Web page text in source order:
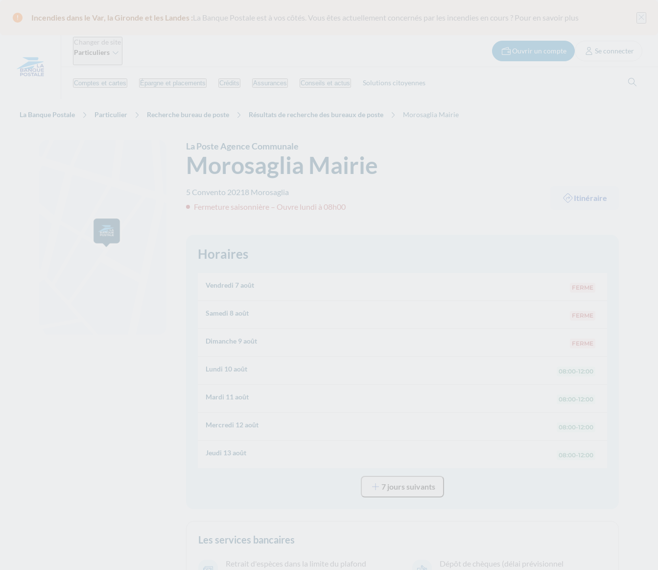
Incendies dans le Var, la Gironde et les Landes :La Banque Postale est à vos côtés. Vous êtes actuellement concernés par les incendies en cours ? Pour en savoir plus
Changer de site
Particuliers
Ouvrir un compte Se connecter
Comptes et cartes Épargne et placements Crédits Assurances Conseils et actus Solutions citoyennes
La Banque Postale Particulier Recherche bureau de poste Résultats de recherche des bureaux de poste Morosaglia Mairie
La Poste Agence Communale
Morosaglia Mairie
5 Convento 20218 Morosaglia
Fermeture saisonnière – Ouvre lundi à 08h00
Itinéraire
Horaires
Vendredi 7 août FERME
Samedi 8 août FERME
Dimanche 9 août FERME
Lundi 10 août 08:00-12:00
Mardi 11 août 08:00-12:00
Mercredi 12 août 08:00-12:00
Jeudi 13 août 08:00-12:00
7 jours suivants
Les services bancaires
Retrait d'espèces dans la limite du plafond
Dépôt de chèques (délai prévisionnel